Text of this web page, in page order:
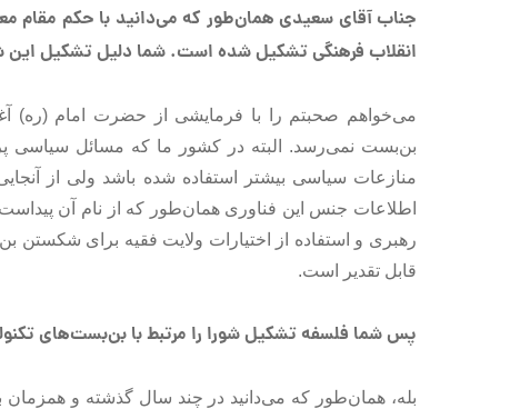
جناب آقای سعیدی همان‌طور که می‌دانید با حکم مقام
انقلاب فرهنگی تشکیل شده است. شما دلیل تشکیل این
می‌خواهم صحبتم را با فرمایشی از حضرت امام (ره)
بن‌بست نمی‌رسد. البته در کشور ما که مسائل سیاسی
منازعات سیاسی بیشتر استفاده شده باشد ولی از
اطلاعات جنس این فناوری همان‌طور که از نام آن
رهبری و استفاده از اختیارات ولایت فقیه برای
قابل تقدیر است.
پس شما فلسفه تشکیل شورا را مرتبط با بن‌بست‌های
بله، همان‌طور که می‌دانید در چند سال گذشته و همزمان